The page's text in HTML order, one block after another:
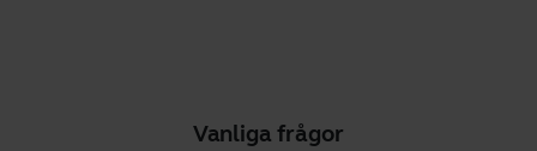
Vanliga frågor